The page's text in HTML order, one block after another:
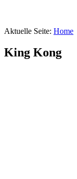
Aktuelle Seite: Home
King Kong